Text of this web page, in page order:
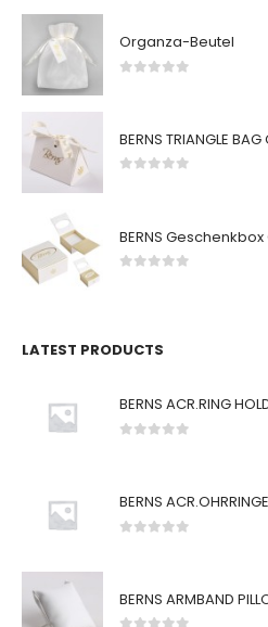
Organza-Beutel
BERNS TRIANGLE
LATEST PRODUCTS
BERNS ARMBAND